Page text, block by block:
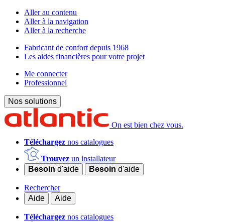
Aller au contenu
Aller à la navigation
Aller à la recherche
Fabricant de confort depuis 1968
Les aides financières pour votre projet
Me connecter
Professionnel
Nos solutions
On est bien chez vous.
Téléchargez nos catalogues
Trouvez un installateur
Besoin d'aide Besoin d'aide
Rechercher
Aide
Aide
Téléchargez nos catalogues